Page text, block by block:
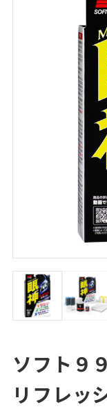
ソフト９
リフレッ